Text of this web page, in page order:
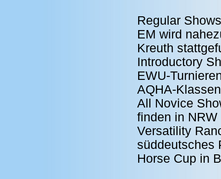
Regular
EM wird
Kreuth
Introductory
EWU-
AQHA-
All Novice
finden in NRW
Versatility
süddeutsches
Horse Cup in